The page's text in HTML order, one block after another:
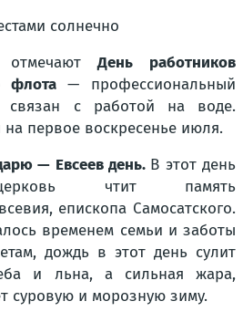
солнечно
отмечаютДень работников
флота— профессиональный
связан с работой на воде.
первое воскресенье июля.
— Евсеев день. В этот день
чтит память
епископа Самосатского.
временем семьи и заботы
дождь в этот день сулит
и льна, а сильная жара,
суровую и морозную зиму.